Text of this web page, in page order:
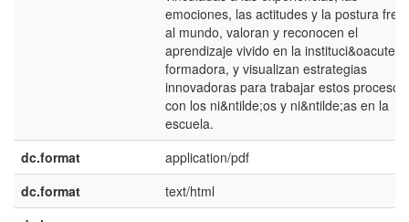
emociones, las actitudes y la postura
al mundo, valoran y reconocen el
aprendizaje vivido en la instituci&oacute;n
formadora, y visualizan estrategias
innovadoras para trabajar estos procesos
con los ni&ntilde;os y ni&ntilde;as en la
escuela.
dc.format
application/pdf
dc.format
text/html